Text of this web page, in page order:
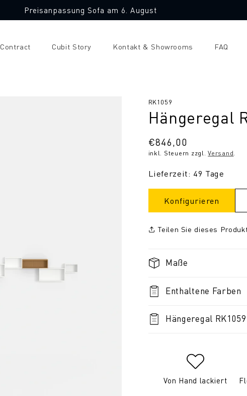
Preisanpassung Sofa am 6. August
Contract Cubit Story Kontakt & Showrooms FAQ
SKU:
RK1059
Hängeregal
Normaler
Preis
€846,00
inkl. Steuern zzgl.Versand.
Lieferzeit: 49 Tage
Konfigurieren
Teilen Sie dieses
Maße
Enthaltene Farben
Hängeregal
Von Hand lackiert